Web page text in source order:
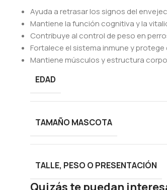
Ayuda a retrasar los signos del
Mantiene la función cognitiva y la
Contribuye al control de peso en
Fortalece el sistema inmune y
Mantiene músculos y estructura
EDAD
TAMAÑO MASCOTA
TALLE, PESO O PRESENTACIÓN
Quizás te puedan